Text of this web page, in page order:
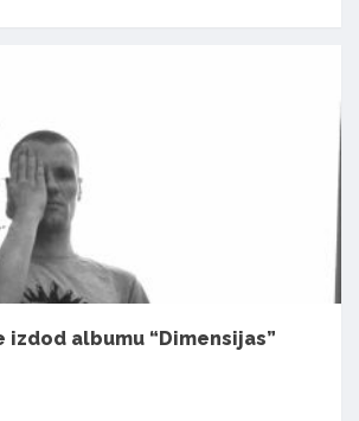
izdod albumu “Dimensijas”